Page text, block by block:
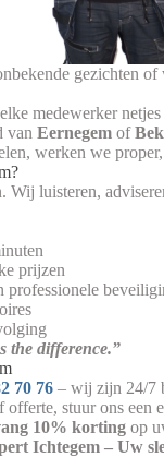
gezichten
medewerker
van Eernegem of
werken we
Wij luisteren,
prijzen
professionele
the difference.”
70 76 – wij zijn 24/7
offerte, stuur ons een
10% korting op
Ichtegem – Uw